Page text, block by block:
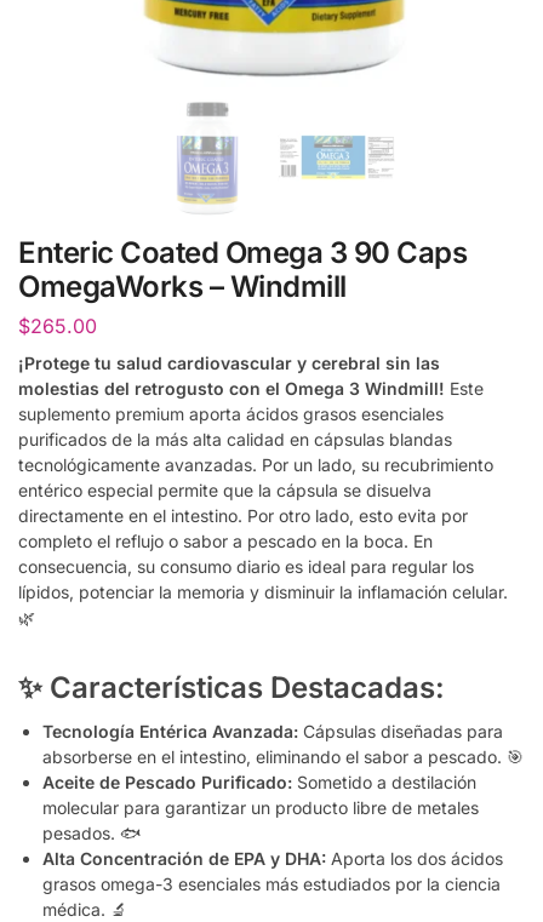
Enteric Coated Omega 3 90 Caps
OmegaWorks – Windmill
$265.00
¡Protege tu salud cardiovascular y cerebral sin las
molestias del retrogusto con el Omega 3 Windmill! Este
suplemento premium aporta ácidos grasos esenciales
purificados de la más alta calidad en cápsulas blandas
tecnológicamente avanzadas. Por un lado, su recubrimiento
entérico especial permite que la cápsula se disuelva
directamente en el intestino. Por otro lado, esto evita por
completo el reflujo o sabor a pescado en la boca. En
consecuencia, su consumo diario es ideal para regular los
lípidos, potenciar la memoria y disminuir la inflamación celular.
🌿
✨ Características Destacadas:
Tecnología Entérica Avanzada: Cápsulas diseñadas para
absorberse en el intestino, eliminando el sabor a pescado. 🎯
Aceite de Pescado Purificado: Sometido a destilación
molecular para garantizar un producto libre de metales
pesados. 🐟
Alta Concentración de EPA y DHA: Aporta los dos ácidos
grasos omega-3 esenciales más estudiados por la ciencia
médica. 🔬